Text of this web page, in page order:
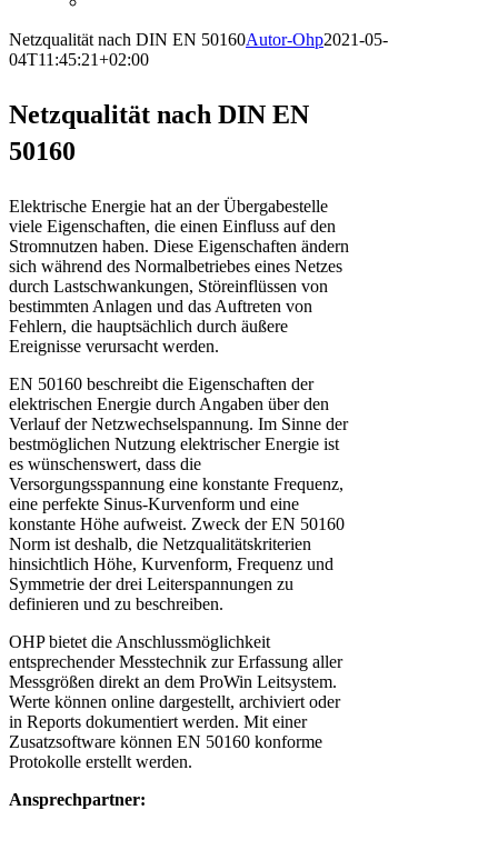
Netzqualität nach DIN EN 50160Autor-Ohp2021-05-
04T11:45:21+02:00
Netzqualität nach DIN EN
50160
Elektrische Energie hat an der Übergabestelle
viele Eigenschaften, die einen Einfluss auf den
Stromnutzen haben. Diese Eigenschaften ändern
sich während des Normalbetriebes eines Netzes
durch Lastschwankungen, Störeinflüssen von
bestimmten Anlagen und das Auftreten von
Fehlern, die hauptsächlich durch äußere
Ereignisse verursacht werden.
EN 50160 beschreibt die Eigenschaften der
elektrischen Energie durch Angaben über den
Verlauf der Netzwechselspannung. Im Sinne der
bestmöglichen Nutzung elektrischer Energie ist
es wünschenswert, dass die
Versorgungsspannung eine konstante Frequenz,
eine perfekte Sinus-Kurvenform und eine
konstante Höhe aufweist. Zweck der EN 50160
Norm ist deshalb, die Netzqualitätskriterien
hinsichtlich Höhe, Kurvenform, Frequenz und
Symmetrie der drei Leiterspannungen zu
definieren und zu beschreiben.
OHP bietet die Anschlussmöglichkeit
entsprechender Messtechnik zur Erfassung aller
Messgrößen direkt an dem ProWin Leitsystem.
Werte können online dargestellt, archiviert oder
in Reports dokumentiert werden. Mit einer
Zusatzsoftware können EN 50160 konforme
Protokolle erstellt werden.
Ansprechpartner: